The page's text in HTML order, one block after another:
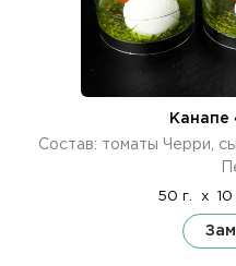
Канапе
Состав: томаты Черри,
50 г. x 10